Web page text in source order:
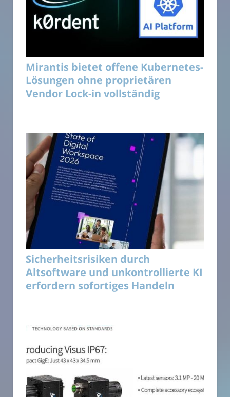
Mirantis bietet offene Kubernetes-
Lösungen ohne proprietären
Vendor Lock-in vollständig
Sicherheitsrisiken durch
Altsoftware und unkontrollierte KI
erfordern sofortiges Handeln